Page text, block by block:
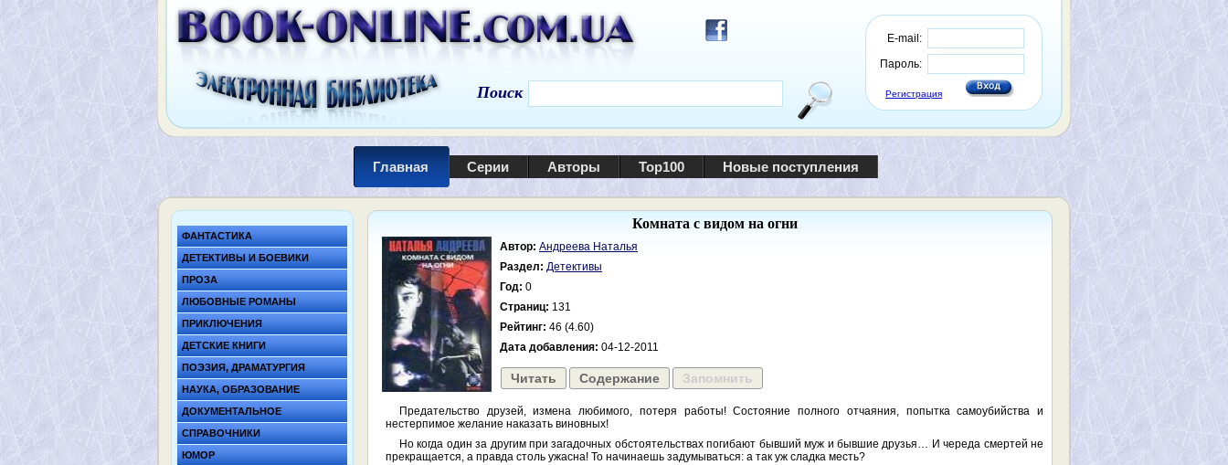
E-mail:
Пароль:
Регистрация
Поиск
Главная Серии Авторы Top100 Новые поступления
ФАНТАСТИКА
ДЕТЕКТИВЫ И БОЕВИКИ
ПРОЗА
ЛЮБОВНЫЕ РОМАНЫ
ПРИКЛЮЧЕНИЯ
ДЕТСКИЕ КНИГИ
ПОЭЗИЯ, ДРАМАТУРГИЯ
НАУКА, ОБРАЗОВАНИЕ
ДОКУМЕНТАЛЬНОЕ
СПРАВОЧНИКИ
ЮМОР
Комната с видом на огни
Автор: Андреева Наталья
Раздел: Детективы
Год: 0
Страниц: 131
Рейтинг: 46 (4.60)
Дата добавления: 04-12-2011
Читать Содержание Запомнить
Предательство друзей, измена любимого, потеря работы! Состояние полного отчаяния, попытка самоубийства и
нестерпимое желание наказать виновных!
Но когда один за другим при загадочных обстоятельствах погибают бывший муж и бывшие друзья… И череда смертей не
прекращается, а правда столь ужасна! То начинаешь задумываться: а так уж сладка месть?